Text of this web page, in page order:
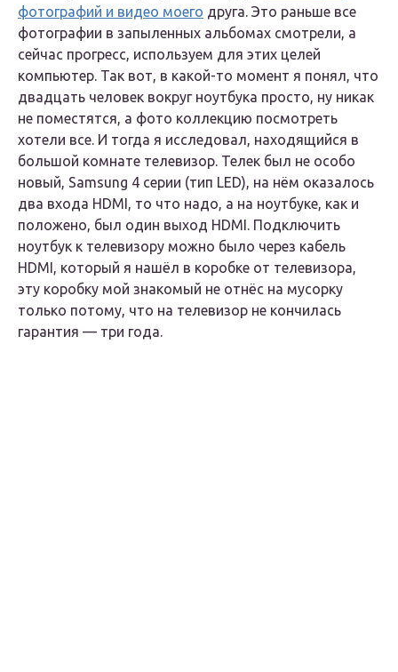
фотографий и видео моего друга. Это раньше все
фотографии в запыленных альбомах смотрели, а
сейчас прогресс, используем для этих целей
компьютер. Так вот, в какой-то момент я понял, что
двадцать человек вокруг ноутбука просто, ну никак
не поместятся, а фото коллекцию посмотреть
хотели все. И тогда я исследовал, находящийся в
большой комнате телевизор. Телек был не особо
новый, Samsung 4 серии (тип LED), на нём оказалось
два входа HDMI, то что надо, а на ноутбуке, как и
положено, был один выход HDMI. Подключить
ноутбук к телевизору можно было через кабель
HDMI, который я нашёл в коробке от телевизора,
эту коробку мой знакомый не отнёс на мусорку
только потому, что на телевизор не кончилась
гарантия — три года.